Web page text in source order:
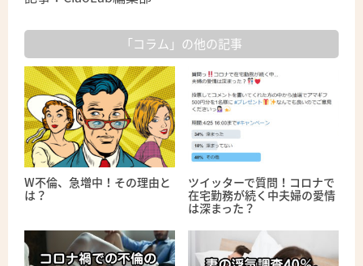
「コラム」の他の記事
W不倫、急増中！その理由と
は？
ツイッターで質問！コロナで
在宅勤務が続く中夫婦の愛情
は深まった？